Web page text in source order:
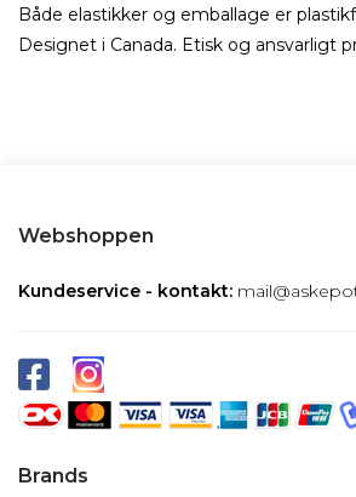
Både elastikker og emballage er
Designet i Canada. Etisk og ansvarligt
Webshoppen
Kundeservice - kontakt:
Brands